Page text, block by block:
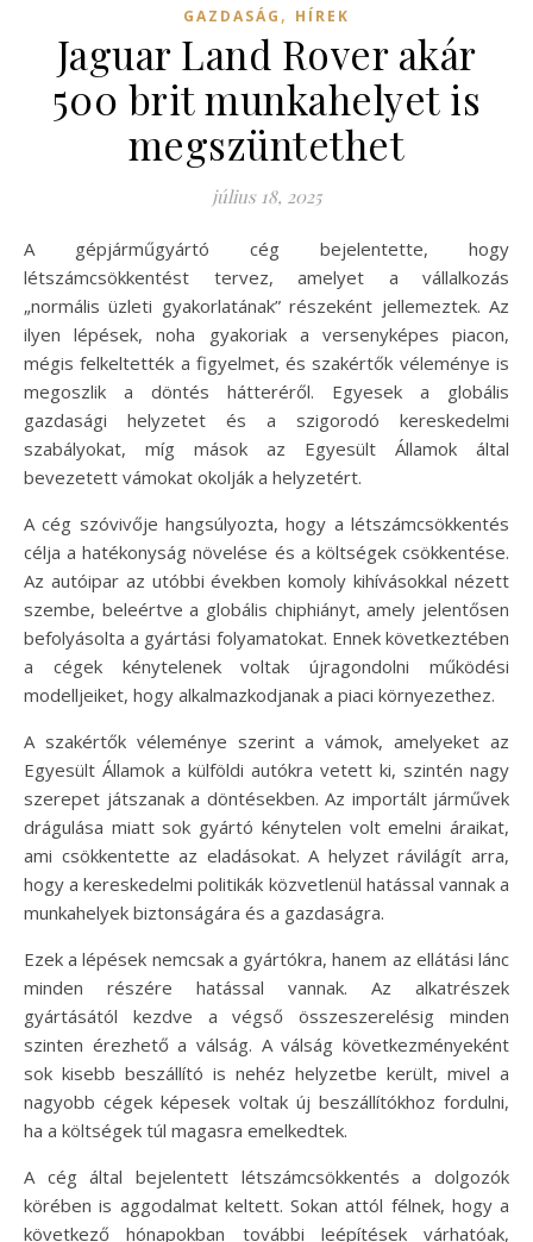
GAZDASÁG , HÍREK
Jaguar Land Rover akár
500 brit munkahelyet is
megszüntethet
július 18, 2025
A gépjárműgyártó cég bejelentette, hogy
létszámcsökkentést tervez, amelyet a vállalkozás
„normális üzleti gyakorlatának” részeként jellemeztek. Az
ilyen lépések, noha gyakoriak a versenyképes piacon,
mégis felkeltették a figyelmet, és szakértők véleménye is
megoszlik a döntés hátteréről. Egyesek a globális
gazdasági helyzetet és a szigorodó kereskedelmi
szabályokat, míg mások az Egyesült Államok által
bevezetett vámokat okolják a helyzetért.
A cég szóvivője hangsúlyozta, hogy a létszámcsökkentés
célja a hatékonyság növelése és a költségek csökkentése.
Az autóipar az utóbbi években komoly kihívásokkal nézett
szembe, beleértve a globális chiphiányt, amely jelentősen
befolyásolta a gyártási folyamatokat. Ennek következtében
a cégek kénytelenek voltak újragondolni működési
modelljeiket, hogy alkalmazkodjanak a piaci környezethez.
A szakértők véleménye szerint a vámok, amelyeket az
Egyesült Államok a külföldi autókra vetett ki, szintén nagy
szerepet játszanak a döntésekben. Az importált járművek
drágulása miatt sok gyártó kénytelen volt emelni áraikat,
ami csökkentette az eladásokat. A helyzet rávilágít arra,
hogy a kereskedelmi politikák közvetlenül hatással vannak a
munkahelyek biztonságára és a gazdaságra.
Ezek a lépések nemcsak a gyártókra, hanem az ellátási lánc
minden részére hatással vannak. Az alkatrészek
gyártásától kezdve a végső összeszerelésig minden
szinten érezhető a válság. A válság következményeként
sok kisebb beszállító is nehéz helyzetbe került, mivel a
nagyobb cégek képesek voltak új beszállítókhoz fordulni,
ha a költségek túl magasra emelkedtek.
A cég által bejelentett létszámcsökkentés a dolgozók
körében is aggodalmat keltett. Sokan attól félnek, hogy a
következő hónapokban további leépítések várhatóak,